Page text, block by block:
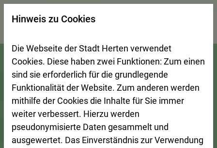
Zur Startseite (Schnelltaste 0)
Zum Seitenanfang springen (Schnelltaste A)
Zur Navigation/Menü springen (Schnelltaste M)
Zur Suche springen (Schnelltaste 8)
Zum Inhalt springen (Schnelltaste I)
Zum Fußbereich springen (Schnelltaste Z)
Suchseite mit Schnellsuche
Hinweis zu Cookies
Die Webseite der Stadt Herten verwendet
Cookies. Diese haben zwei Funktionen: Zum einen
sind sie erforderlich für die grundlegende
Funktionalität der Website. Zum anderen werden
mithilfe der Cookies die Inhalte für Sie immer
weiter verbessert. Hierzu werden
pseudonymisierte Daten gesammelt und
ausgewertet. Das Einverständnis zur Verwendung